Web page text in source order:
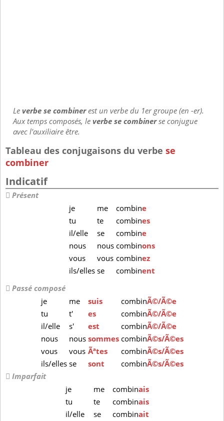
Leverbe se combinerest un verbe du 1er groupe (en -er).
Aux temps composés, leverbe se combinerse conjugue
avec l'auxiliaire être.
Tableau des conjugaisons du verbe se
combiner
Indicatif
Présent
je
me combine
tu
te combines
il/elle
se combine
nous
nous combinons
vous
vous combinez
ils/ellesse combinent
Passé composé
je
me suis combinÃ©/Ã©e
tu
t' es combinÃ©/Ã©e
il/elle
s' est combinÃ©/Ã©e
nous
nous sommes combinÃ©s/Ã©es
vous
vous Ãªtes combinÃ©s/Ã©es
ils/elles se sont combinÃ©s/Ã©es
Imparfait
je
me combinais
tu
te combinais
il/elle
se combinait